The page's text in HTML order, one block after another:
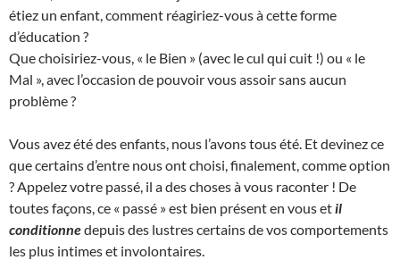
étiez un enfant, comment réagiriez-vous à cette forme
d’éducation ?
Que choisiriez-vous, « le Bien » (avec le cul qui cuit !) ou « le
Mal », avec l’occasion de pouvoir vous assoir sans aucun
problème ?
Vous avez été des enfants, nous l’avons tous été. Et devinez ce
que certains d’entre nous ont choisi, finalement, comme option
? Appelez votre passé, il a des choses à vous raconter ! De
toutes façons, ce « passé » est bien présent en vous et il
conditionnedepuis des lustres certains de vos comportements
les plus intimes et involontaires.